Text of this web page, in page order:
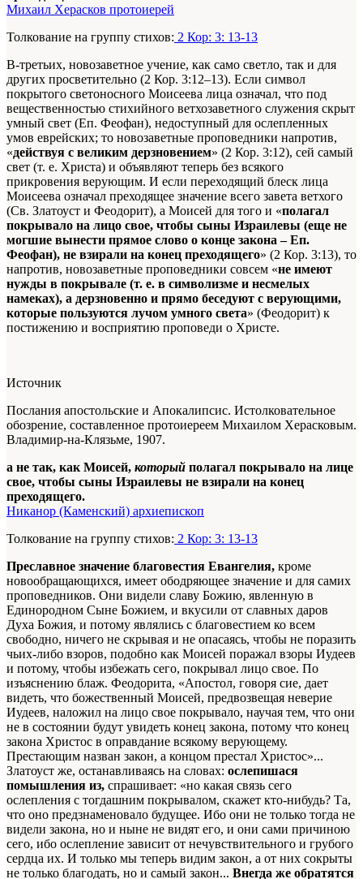
Михаил Херасков протоиерей
Толкование на группу стихов: 2 Кор: 3: 13-13
В-третьих, новозаветное учение, как само светло, так и для
других просветительно (2 Кор. 3:12–13). Если символ
покрытого светоносного Моисеева лица означал, что под
вещественностью стихийного ветхозаветного служения скрыт
умный свет (Еп. Феофан), недоступный для ослепленных
умов еврейских; то новозаветные проповедники напротив,
«действуя с великим дерзновением» (2 Кор. 3:12), сей самый
свет (т. е. Христа) и объявляют теперь без всякого
прикровения верующим. И если переходящий блеск лица
Моисеева означал преходящее значение всего завета ветхого
(Св. Златоуст и Феодорит), а Моисей для того и «полагал
покрывало на лицо свое, чтобы сыны Израилевы (еще не
могшие вынести прямое слово о конце закона – Еп.
Феофан), не взирали на конец преходящего» (2 Кор. 3:13), то
напротив, новозаветные проповедники совсем «не имеют
нужды в покрывале (т. е. в символизме и несмелых
намеках), а дерзновенно и прямо беседуют с верующими,
которые пользуются лучом умного света» (Феодорит) к
постижению и восприятию проповеди о Христе.
Источник
Послания апостольские и Апокалипсис. Истолковательное
обозрение, составленное протоиереем Михаилом Херасковым.
Владимир-на-Клязьме, 1907.
а не так, как Моисей, который полагал покрывало на лице
свое, чтобы сыны Израилевы не взирали на конец
преходящего.
Никанор (Каменский) архиепископ
Толкование на группу стихов: 2 Кор: 3: 13-13
Преславное значение благовестия Евангелия, кроме
новообращающихся, имеет ободряющее значение и для самих
проповедников. Они видели славу Божию, явленную в
Единородном Сыне Божием, и вкусили от славных даров
Духа Божия, и потому являлись с благовестием ко всем
свободно, ничего не скрывая и не опасаясь, чтобы не поразить
чьих-либо взоров, подобно как Моисей поражал взоры Иудеев
и потому, чтобы избежать сего, покрывал лицо свое. По
изъяснению блаж. Феодорита, «Апостол, говоря сие, дает
видеть, что божественный Моисей, предвозвещая неверие
Иудеев, наложил на лицо свое покрывало, научая тем, что они
не в состоянии будут увидеть конец закона, потому что конец
закона Христос в оправдание всякому верующему.
Престающим назван закон, а концом престал Христос»...
Златоуст же, останавливаясь на словах: ослепишася
помышления из, спрашивает: «но какая связь сего
ослепления с тогдашним покрывалом, скажет кто-нибудь? Та,
что оно предзнаменовало будущее. Ибо они не только тогда не
видели закона, но и ныне не видят его, и они сами причиною
сего, ибо ослепление зависит от нечувствительного и грубого
сердца их. И только мы теперь видим закон, а от них сокрыты
не только благодать, но и самый закон... Внегда же обратятся